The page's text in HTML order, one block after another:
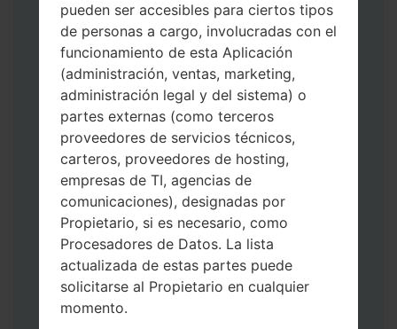
Descargue a su PC: la última versión de
Odin 3
A continuación, extraiga el archivo de
firmware.
Debe obtener 1 (si es archivo 1, elíjalo aquí)
o 5 (si es archivo 5, selecciónelo aquí):
AP: "Sistema y Recuperación"
CP: "Módem y Radio"
CSC _ ***: "País y región y operador"
HOME_CSC _ ***: "País y regióny
operador"
Agregue todos los archivos a Odin 3.
Si desea hacer clean flash, use CSC _ *** o
use HOME_CSC _ *** para mantener sus
datos y aplicaciones.
pueden ser accesibles para ciertos tipos
de personas a cargo, involucradas con el
funcionamiento de esta Aplicación
(administración, ventas, marketing,
administración legal y del sistema) o
partes externas (como terceros
proveedores de servicios técnicos,
carteros, proveedores de hosting,
empresas de TI, agencias de
comunicaciones), designadas por
Propietario, si es necesario, como
Procesadores de Datos. La lista
actualizada de estas partes puede
solicitarse al Propietario en cualquier
momento.